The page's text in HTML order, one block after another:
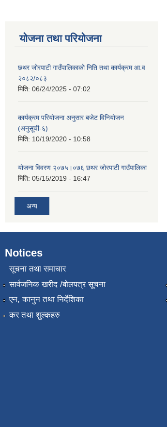
योजना तथा परियोजना
छथर जोरपाटी गाउँपालिकाको निति तथा कार्यक्रम आ.व
२०८२/०८३
मिति: 06/24/2025 - 07:02
कार्यक्रम परियोजना अनुसार बजेट विनियोजन
(अनुसूची-६)
मिति: 10/19/2020 - 10:58
योजना विवरण २०७५।०७६ छथर जोरपाटी गाउँपालिका
मिति: 05/15/2019 - 16:47
अन्य
Notices
सूचना तथा समाचार
सार्वजनिक खरीद /बोलपत्र सूचना
एन, कानुन तथा निर्देशिका
कर तथा शुल्कहरु